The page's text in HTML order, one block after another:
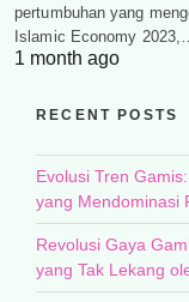
pertumbuhan yang
Islamic Economy
1 month ago
RECENT POSTS
Evolusi Tren
yang Mendominasi
Revolusi Gaya
yang Tak Lekang